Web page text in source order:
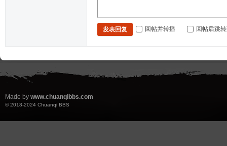
发表回复 回帖并转播 回帖后跳
Made by www.chuanqibbs.com
© 2018-2024 Chuanqi BBS